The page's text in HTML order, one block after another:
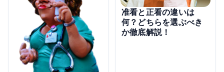
准看と正看の違いは
何？どちらを選ぶべき
か徹底解説！